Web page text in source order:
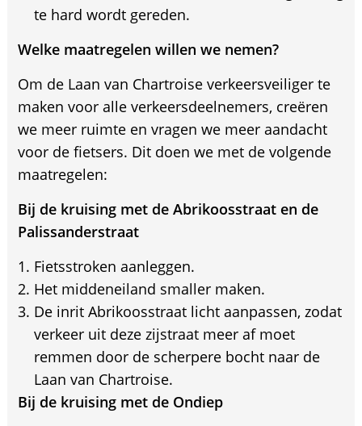
te hard wordt gereden.
Welke maatregelen willen we nemen?
Om de Laan van Chartroise verkeersveiliger te
maken voor alle verkeersdeelnemers, creëren
we meer ruimte en vragen we meer aandacht
voor de fietsers. Dit doen we met de volgende
maatregelen:
Bij de kruising met de Abrikoosstraat en de
Palissanderstraat
Fietsstroken aanleggen.
Het middeneiland smaller maken.
De inrit Abrikoosstraat licht aanpassen, zodat
verkeer uit deze zijstraat meer af moet
remmen door de scherpere bocht naar de
Laan van Chartroise.
Bij de kruising met de Ondiep